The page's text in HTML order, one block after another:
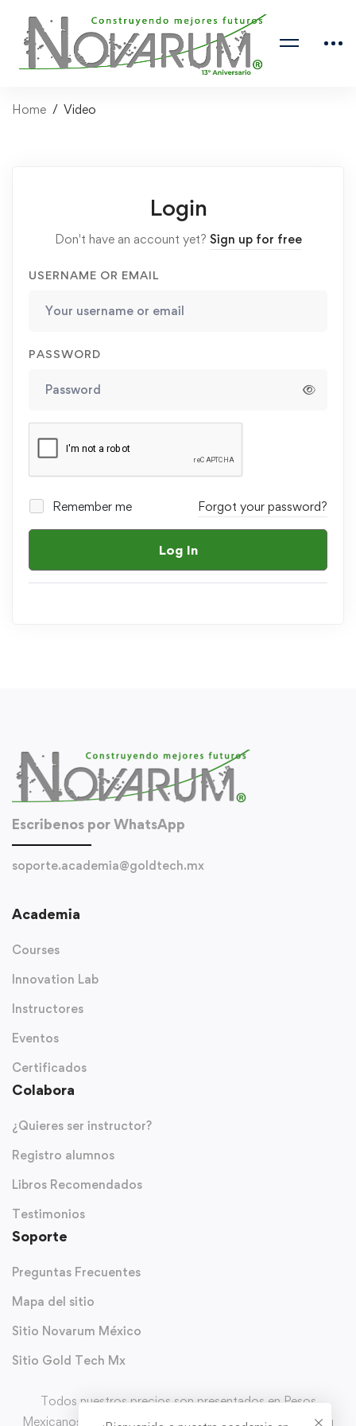
Home Video
Login
Don't have an account yet? Sign up for free
USERNAME OR EMAIL
PASSWORD
Remember me Forgot your password?
Log In
Escribenos por WhatsApp
soporte.academia@goldtech.mx
Academia
Courses
Innovation Lab
Instructores
Eventos
Certificados
Colabora
¿Quieres ser instructor?
Registro alumnos
Libros Recomendados
Testimonios
Soporte
Preguntas Frecuentes
Mapa del sitio
Sitio Novarum México
Sitio Gold Tech Mx
Todos nuestros precios son presentados en Pesos
Mexicanos (MXN) y con IVA incluido. Puedes solicitar tu